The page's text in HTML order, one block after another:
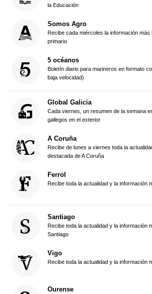
la Educación
Somos Agro
Recibe cada miércoles la información
primario
5 océanos
Boletín diario para marineros en formato
baja velocidad)
Global Galicia
Cada viernes, un resumen de la semana
gallegos en el exterior
A Coruña
Recibe de lunes a viernes toda la
destacada de A Coruña
Ferrol
Recibe toda la actualidad y la información
Santiago
Recibe toda la actualidad y la información
Santiago
Vigo
Recibe toda la actualidad y la información
Ourense